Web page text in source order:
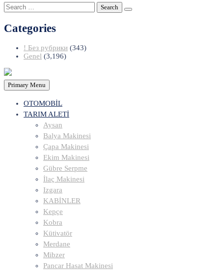
Search
for:
Categories
! Без рубрики (343)
Genel (3,196)
Primary Menu
OTOMOBİL
TARIM ALETİ
Aysan
Balya Makinesi
Çapa Makinesi
Ekim Makinesi
Gübre Serpme
İlaç Makinesi
Izgara
KABİNLER
Kepçe
Kobra
Kütivatör
Merdane
Mibzer
Pancar Hasat Makinesi